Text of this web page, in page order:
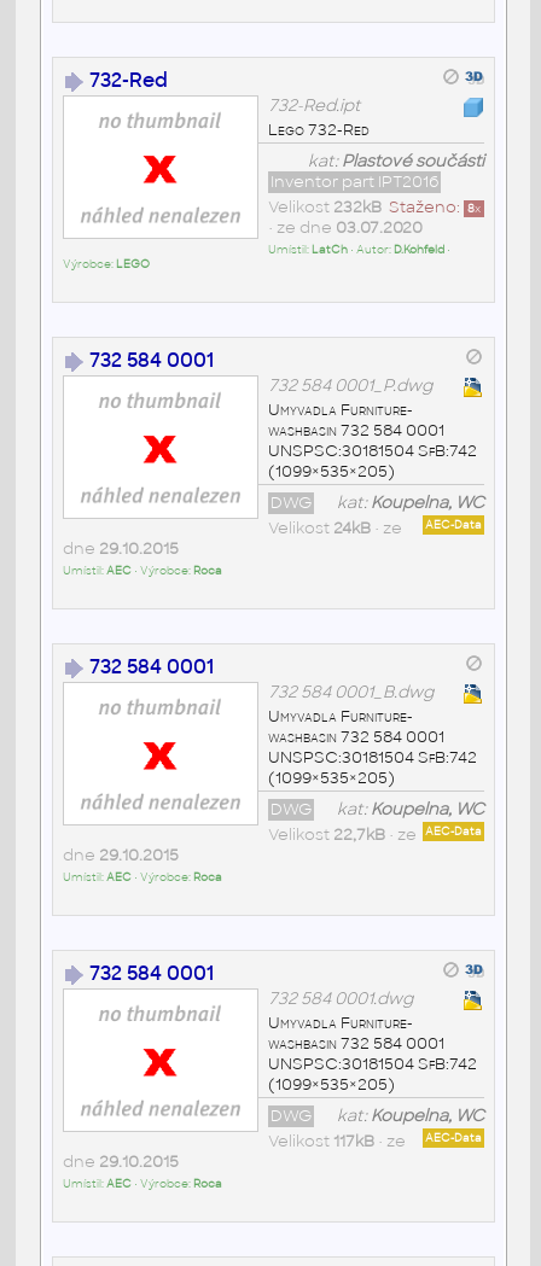
732-Red
732-Red.ipt
Lego 732-Red
kat:Plastové součásti
Inventor part IPT2016
Staženo: 8x
Velikost 232kB
• ze dne 03.07.2020
Umístil: LatCh• Autor: D.Kohfeld •
Výrobce: LEGO
732 584 0001
732 584 0001_P.dwg
Umyvadla Furniture-
washbasin 732 584 0001
UNSPSC:30181504 SfB:742
(1099×535×205)
kat:Koupelna, WC
DWG
AEC-Data
Velikost 24kB• ze
dne 29.10.2015
Umístil:AEC• Výrobce: Roca
732 584 0001
732 584 0001_B.dwg
Umyvadla Furniture-
washbasin 732 584 0001
UNSPSC:30181504 SfB:742
(1099×535×205)
kat:Koupelna, WC
DWG
AEC-Data
Velikost 22,7kB• ze
dne 29.10.2015
Umístil:AEC• Výrobce: Roca
732 584 0001
732 584 0001.dwg
Umyvadla Furniture-
washbasin 732 584 0001
UNSPSC:30181504 SfB:742
(1099×535×205)
kat:Koupelna, WC
DWG
AEC-Data
Velikost 117kB• ze
dne 29.10.2015
Umístil:AEC• Výrobce: Roca